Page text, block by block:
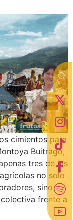
cimientos para
Buitrago,
tres de las
no solo
sino
frente a